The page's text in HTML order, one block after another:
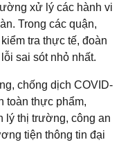
xử lý các hành vi
Trong các quận,
tra thực tế, đoàn
sai sót nhỏ nhất.
chống dịch COVID-
toàn thực phẩm,
lý thị trường, công an
tiện thông tin đại